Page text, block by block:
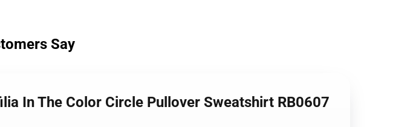
Say
In The Color Circle Pullover Sweatshirt RB0607